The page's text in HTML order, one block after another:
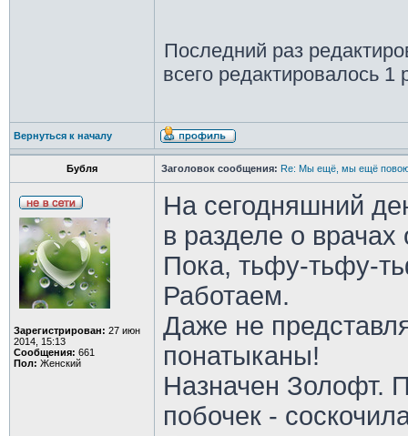
Последний раз
всего редактировалось 1
Вернуться к началу
Бубля Заголовок сообщения: Re: Мы ещё, мы ещё
Зарегистрирован: 27 июн
2014, 15:13
Сообщения: 661
Пол: Женский
На сегодняшний
в разделе о
Пока, тьфу-тьфу-
Работаем.
Даже не
понатыканы!
Назначен Золофт.
побочек -